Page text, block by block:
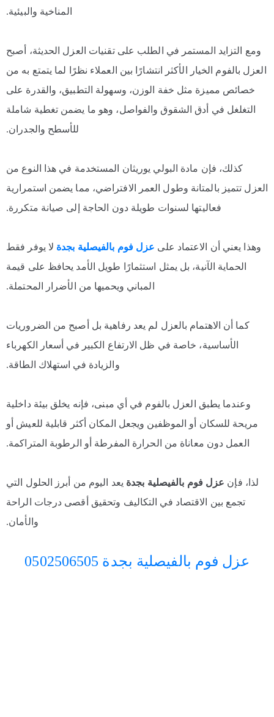
المناخية والبيئية.
ومع التزايد المستمر في الطلب على تقنيات العزل الحديثة، أصبح
العزل بالفوم الخيار الأكثر انتشارًا بين العملاء نظرًا لما يتمتع به من
خصائص مميزة مثل خفة الوزن، وسهولة التطبيق، والقدرة على
التغلغل في أدق الشقوق والفواصل، وهو ما يضمن تغطية شاملة
للأسطح والجدران.
كذلك، فإن مادة البولي يوريثان المستخدمة في هذا النوع من
العزل تتميز بالمتانة وطول العمر الافتراضي، مما يضمن استمرارية
فعاليتها لسنوات طويلة دون الحاجة إلى صيانة متكررة.
وهذا يعني أن الاعتماد على عزل فوم بالفيصلية بجدة لا يوفر فقط
الحماية الآنية، بل يمثل استثمارًا طويل الأمد يحافظ على قيمة
المباني ويحميها من الأضرار المحتملة.
كما أن الاهتمام بالعزل لم يعد رفاهية بل أصبح من الضروريات
الأساسية، خاصة في ظل الارتفاع الكبير في أسعار الكهرباء
والزيادة في استهلاك الطاقة.
وعندما يطبق العزل بالفوم في أي مبنى، فإنه يخلق بيئة داخلية
مريحة للسكان أو الموظفين ويجعل المكان أكثر قابلية للعيش أو
العمل دون معاناة من الحرارة المفرطة أو الرطوبة المتراكمة.
لذا، فإن عزل فوم بالفيصلية بجدة يعد اليوم من أبرز الحلول التي
تجمع بين الاقتصاد في التكاليف وتحقيق أقصى درجات الراحة
والأمان.
عزل فوم بالفيصلية بجدة 0502506505